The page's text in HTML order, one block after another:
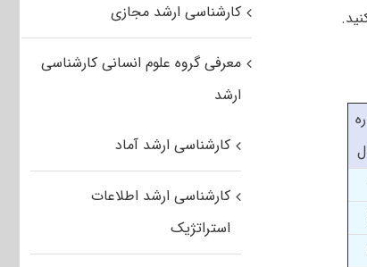
کارشناسی ارشد مجازی
معرفی گروه علوم انسانی کارشناسی
ارشد
کارشناسی ارشد آماد
کارشناسی ارشد اطلاعات
استراتژیک